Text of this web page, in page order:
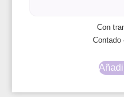
Con
Contado